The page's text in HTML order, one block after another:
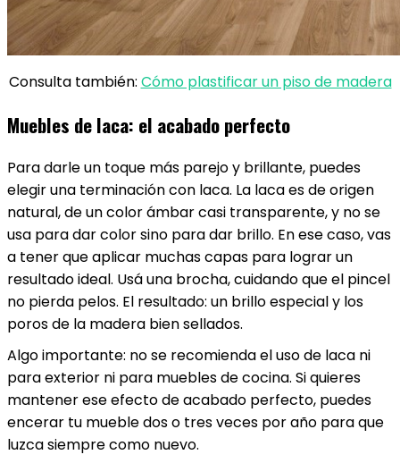
Consulta también: Cómo plastificar un piso de madera
Muebles de laca: el acabado perfecto
Para darle un toque más parejo y brillante, puedes
elegir una terminación con laca. La laca es de origen
natural, de un color ámbar casi transparente, y no se
usa para dar color sino para dar brillo. En ese caso, vas
a tener que aplicar muchas capas para lograr un
resultado ideal. Usá una brocha, cuidando que el pincel
no pierda pelos. El resultado: un brillo especial y los
poros de la madera bien sellados.
Algo importante: no se recomienda el uso de laca ni
para exterior ni para muebles de cocina. Si quieres
mantener ese efecto de acabado perfecto, puedes
encerar tu mueble dos o tres veces por año para que
luzca siempre como nuevo.